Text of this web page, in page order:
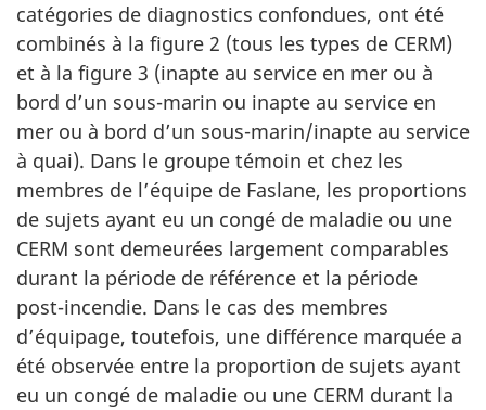
catégories de diagnostics confondues, ont été
combinés à la figure 2 (tous les types de CERM)
et à la figure 3 (inapte au service en mer ou à
bord d’un sous-marin ou inapte au service en
mer ou à bord d’un sous-marin/inapte au service
à quai). Dans le groupe témoin et chez les
membres de l’équipe de Faslane, les proportions
de sujets ayant eu un congé de maladie ou une
CERM sont demeurées largement comparables
durant la période de référence et la période
post-incendie. Dans le cas des membres
d’équipage, toutefois, une différence marquée a
été observée entre la proportion de sujets ayant
eu un congé de maladie ou une CERM durant la